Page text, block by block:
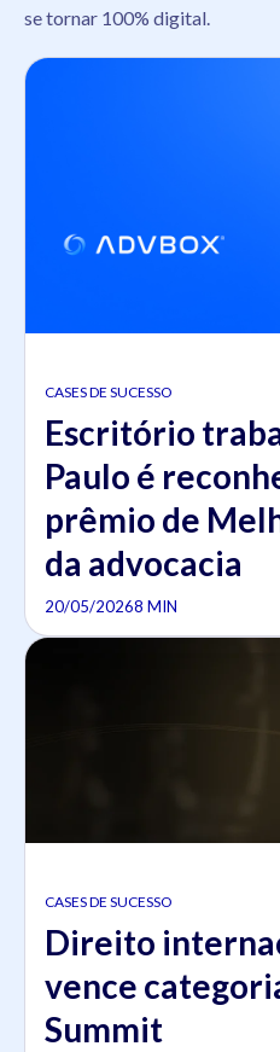
se tornar 100% digital.
CASES DE SUCESSO
Escritório
Paulo é
prêmio de
da advocacia
20/05/20268 MIN
CASES DE SUCESSO
Direito
vence
Summit